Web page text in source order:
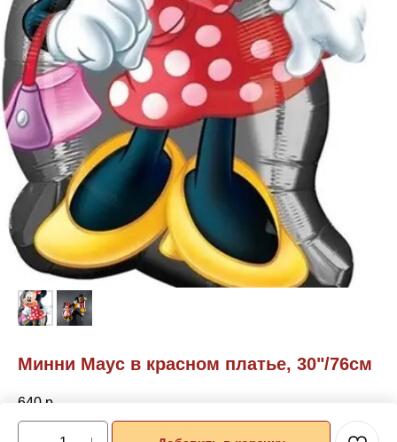
Минни Маус в красном платье, 30"/76см
640 р.